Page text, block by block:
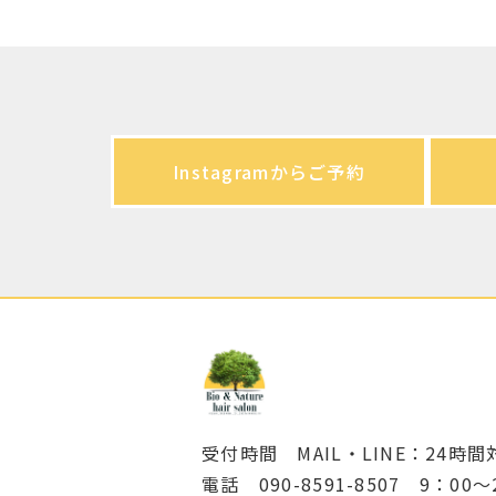
Instagramからご予約
受付時間 MAIL・LINE：24時間
電話 090-8591-8507 9：00～